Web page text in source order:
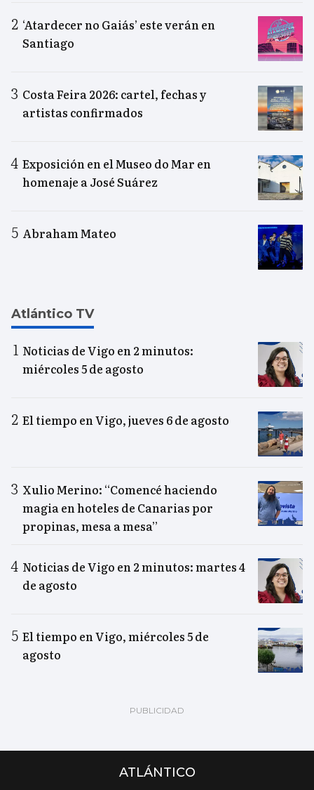
‘Atardecer no Gaiás’ este verán en
Santiago
Costa Feira 2026: cartel, fechas y
artistas confirmados
Exposición en el Museo do Mar en
homenaje a José Suárez
Abraham Mateo
Atlántico TV
Noticias de Vigo en 2 minutos:
miércoles 5 de agosto
El tiempo en Vigo, jueves 6 de agosto
Xulio Merino: “Comencé haciendo
magia en hoteles de Canarias por
propinas, mesa a mesa”
Noticias de Vigo en 2 minutos: martes 4
de agosto
El tiempo en Vigo, miércoles 5 de
agosto
ATLÁNTICO